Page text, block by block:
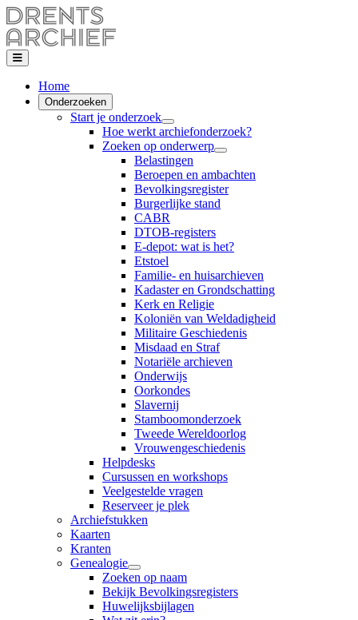
Home
Onderzoeken
Start je onderzoek
Hoe werkt archiefonderzoek?
Zoeken op onderwerp
Belastingen
Beroepen en ambachten
Bevolkingsregister
Burgerlijke stand
CABR
DTOB-registers
E-depot: wat is het?
Etstoel
Familie- en huisarchieven
Kadaster en Grondschatting
Kerk en Religie
Koloniën van Weldadigheid
Militaire Geschiedenis
Misdaad en Straf
Notariële archieven
Onderwijs
Oorkondes
Slavernij
Stamboomonderzoek
Tweede Wereldoorlog
Vrouwengeschiedenis
Helpdesks
Cursussen en workshops
Veelgestelde vragen
Reserveer je plek
Archiefstukken
Kaarten
Kranten
Genealogie
Zoeken op naam
Bekijk Bevolkingsregisters
Huwelijksbijlagen